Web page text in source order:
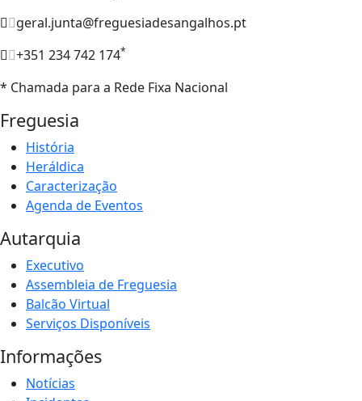
geral.junta@freguesiadesangalhos.pt
+351 234 742 174*
* Chamada para a Rede Fixa Nacional
Freguesia
História
Heráldica
Caracterização
Agenda de Eventos
Autarquia
Executivo
Assembleia de Freguesia
Balcão Virtual
Serviços Disponíveis
Informações
Notícias